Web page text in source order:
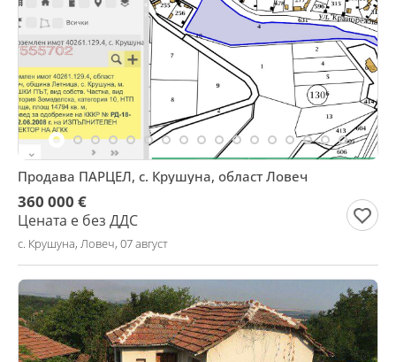
Продава ПАРЦЕЛ, с. Крушуна, област Ловеч
360 000 €
Цената е без ДДС
с. Крушуна, Ловеч, 07 август